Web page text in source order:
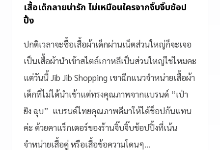
เสื้อเด็กลายน่ารัก ไม่เหมือนใครจากจิ๊บจิ๊บช้อป
ปิ้ง
ปกติเวลาจะซื้อเสื้อผ้าเด็กผ่านเน็ตส่วนใหญ่ก็จะเจอ
เป็นเสื้อผ้านำเข้าสไตล์เกาหลีเป็นส่วนใหญ่ใช่ไหมคะ
แต่วันนี้ Jib Jib Shopping เขาฉีกแนวจำหน่ายเสื้อผ้า
เด็กที่ไม่ได้นำเข้าแต่ทรงคุณภาพจากแบรนด์ “เป่า
ยิง ฉุบ” แบรนด์ไทยคุณภาพดีมาให้ได้ช็อปกันแทน
ค่ะ ด้วยคาแร็กเตอร์ของร้านจิ๊บจิ๊บช้อปปิ้งที่เน้น
จำหน่ายเสื้อคู่ หรือเสื้อข้อความโดนๆ…